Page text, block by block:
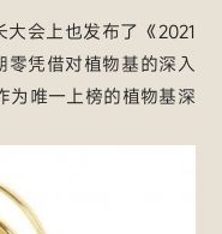
会上也发布了《2021
零凭借对植物基的深入
为唯一上榜的植物基深